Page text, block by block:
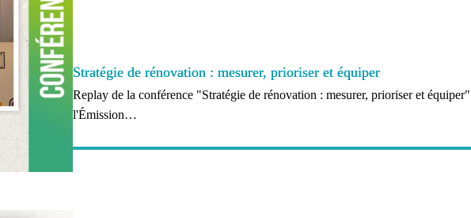
Stratégie de rénovation : mesurer, prioriser et équiper
Replay de la conférence "Stratégie de rénovation : mesurer, prioriser et
l'Émission…